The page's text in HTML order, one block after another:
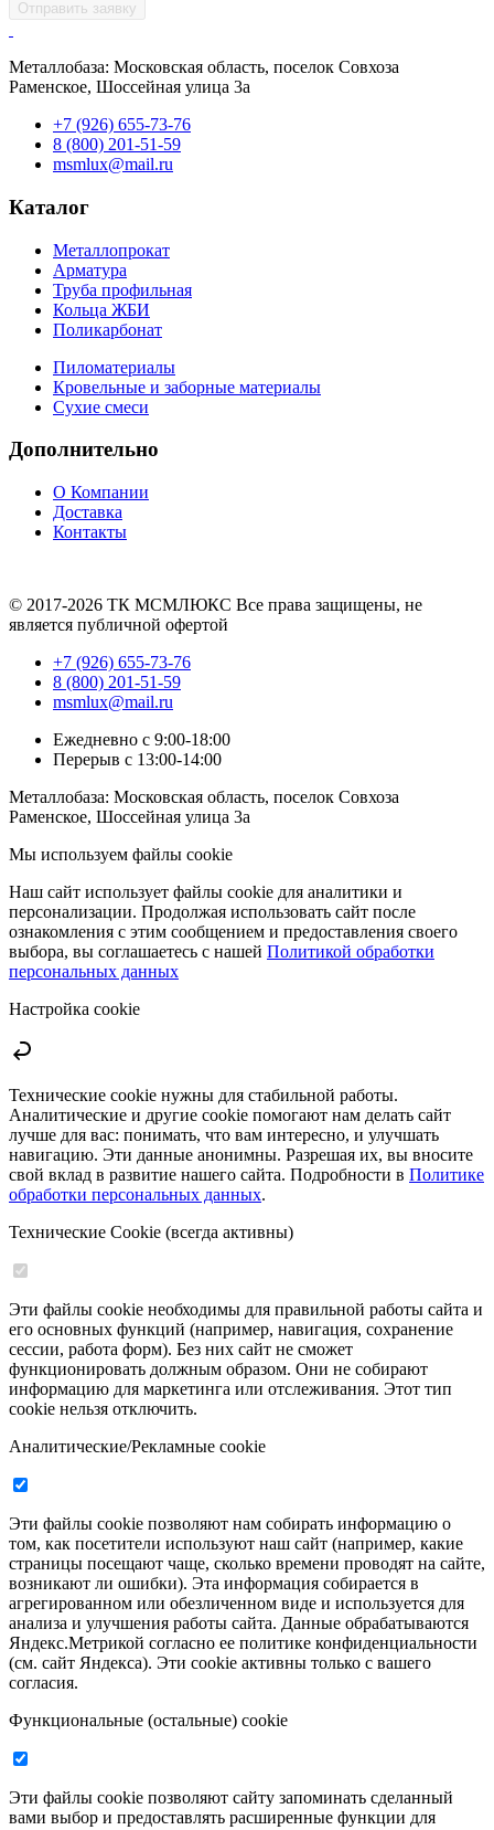
Отправить заявку
Металлобаза: Московская область, поселок Совхоза
Раменское, Шоссейная улица 3а
+7 (926) 655-73-76
8 (800) 201-51-59
msmlux@mail.ru
Каталог
Металлопрокат
Арматура
Труба профильная
Кольца ЖБИ
Поликарбонат
Пиломатериалы
Кровельные и заборные материалы
Сухие смеси
Дополнительно
О Компании
Доставка
Контакты
© 2017-2026 ТК МСМЛЮКС Все права защищены, не
является публичной офертой
+7 (926) 655-73-76
8 (800) 201-51-59
msmlux@mail.ru
Ежедневно с 9:00-18:00
Перерыв с 13:00-14:00
Металлобаза: Московская область, поселок Совхоза
Раменское, Шоссейная улица 3а
Мы используем файлы cookie
Наш сайт использует файлы cookie для аналитики и
персонализации. Продолжая использовать сайт после
ознакомления с этим сообщением и предоставления своего
выбора, вы соглашаетесь с нашей Политикой обработки
персональных данных
Настройка cookie
Технические cookie нужны для стабильной работы.
Аналитические и другие cookie помогают нам делать сайт
лучше для вас: понимать, что вам интересно, и улучшать
навигацию. Эти данные анонимны. Разрешая их, вы вносите
свой вклад в развитие нашего сайта. Подробности в Политике
обработки персональных данных.
Технические Cookie (всегда активны)
Эти файлы cookie необходимы для правильной работы сайта и
его основных функций (например, навигация, сохранение
сессии, работа форм). Без них сайт не сможет
функционировать должным образом. Они не собирают
информацию для маркетинга или отслеживания. Этот тип
cookie нельзя отключить.
Аналитические/Рекламные cookie
Эти файлы cookie позволяют нам собирать информацию о
том, как посетители используют наш сайт (например, какие
страницы посещают чаще, сколько времени проводят на сайте,
возникают ли ошибки). Эта информация собирается в
агрегированном или обезличенном виде и используется для
анализа и улучшения работы сайта. Данные обрабатываются
Яндекс.Метрикой согласно ее политике конфиденциальности
(см. сайт Яндекса). Эти cookie активны только с вашего
согласия.
Функциональные (остальные) cookie
Эти файлы cookie позволяют сайту запоминать сделанный
вами выбор и предоставлять расширенные функции для